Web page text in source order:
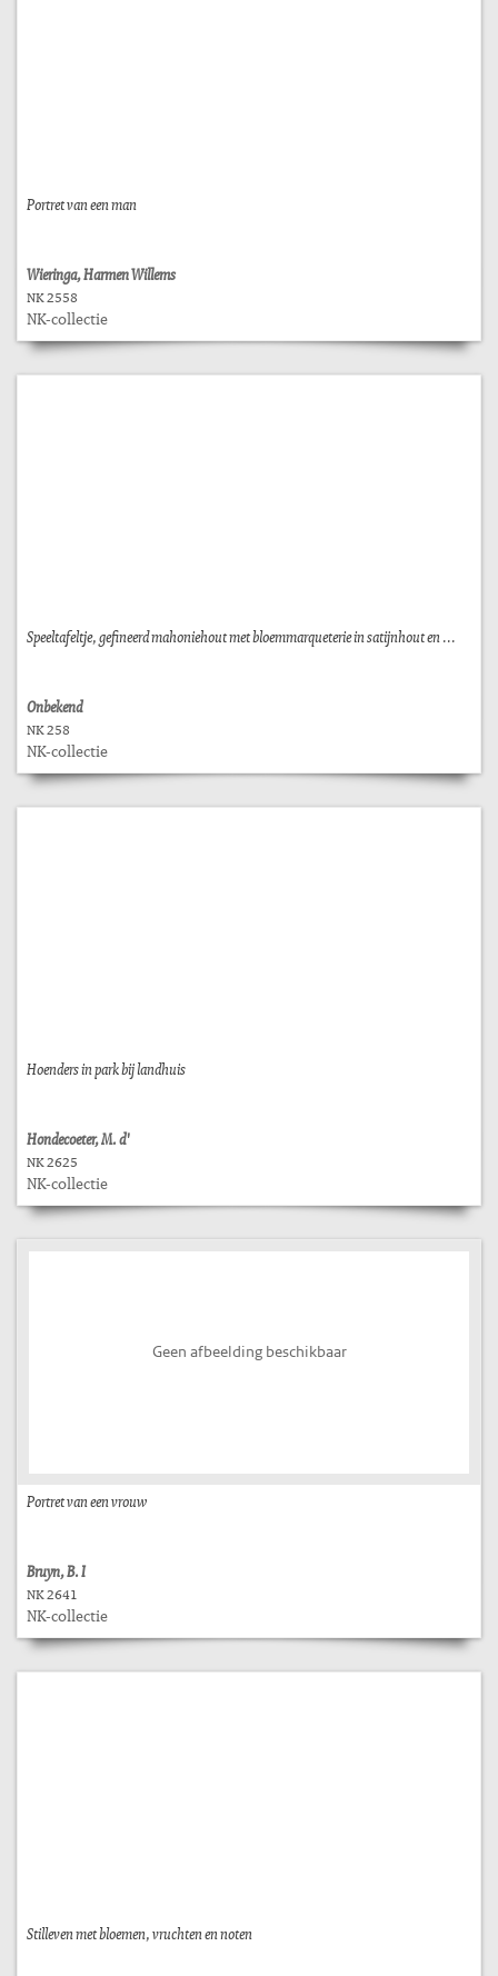
Portret van een man
Wieringa, Harmen Willems
NK 2558
NK-collectie
Speeltafeltje, gefineerd mahoniehout met bloemmarqueterie in satijnhout en ...
Onbekend
NK 258
NK-collectie
Hoenders in park bij landhuis
Hondecoeter, M. d'
NK 2625
NK-collectie
Geen afbeelding beschikbaar
Portret van een vrouw
Bruyn, B. I
NK 2641
NK-collectie
Stilleven met bloemen, vruchten en noten